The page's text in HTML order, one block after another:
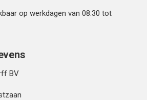
op werkdagen van 08:30 tot
BV